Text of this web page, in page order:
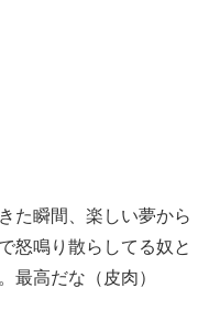
た瞬間、楽しい夢から
怒鳴り散らしてる奴と
最高だな（皮肉）